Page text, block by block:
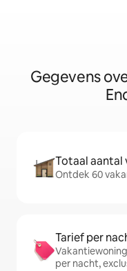
Gegevens
Totaal aantal
Ontdek 60
Tarief per
per nacht,